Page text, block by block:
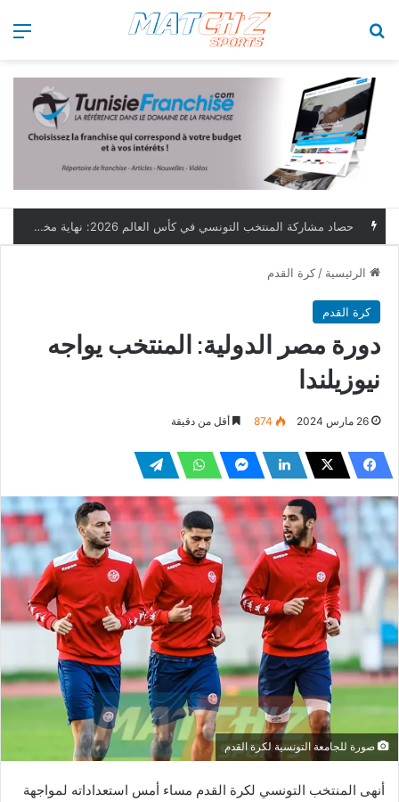
حصاد مشاركة المنتخب التونسي في كأس العالم 2026: نهاية مخيبة وطموحات مؤجلة
الرئيسية / كرة القدم
كرة القدم
دورة مصر الدولية: المنتخب يواجه
نيوزيلندا
26 مارس 2024 874 أقل من دقيقة
صورة للجامعة التونسية لكرة القدم
أنهى المنتخب التونسي لكرة القدم مساء أمس استعداداته لمواجهة